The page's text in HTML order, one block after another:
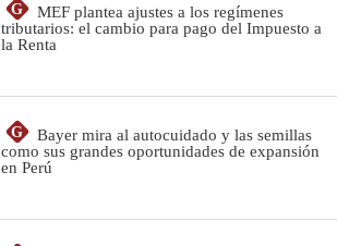
G
MEF plantea ajustes a los regímenes
tributarios: el cambio para pago del Impuesto a
la Renta
G
Bayer mira al autocuidado y las semillas
como sus grandes oportunidades de expansión
en Perú